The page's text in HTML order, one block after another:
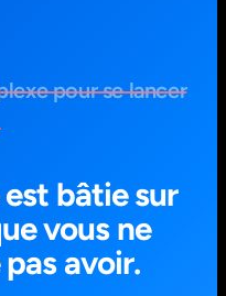
pour se lancer
bâtie sur
vous ne
avoir.